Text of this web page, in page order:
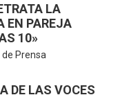
LA
EN PAREJA
10»
de Prensa
DE LAS VOCES